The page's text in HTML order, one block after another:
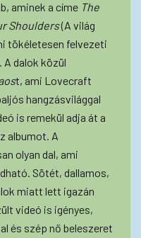
aminek a címe The
Shoulders(A világ
tökéletesen felvezeti
A dalok közül
t, ami Lovecraft
hangzásvilággal
is remekül adja át a
albumot. A
olyan dal, ami
Sötét, dallamos,
miatt lett igazán
videó is igényes,
és szép nő beleszeret